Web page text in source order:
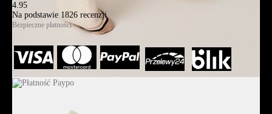
4.95
Na podstawie 1826 recenzji
Bezpieczne płatności